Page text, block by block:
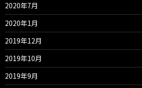
2020年7月
2020年1月
2019年12月
2019年10月
2019年9月